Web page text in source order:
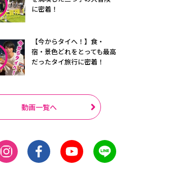
に密着！
【今からタイへ！】食・
宿・景色どれをとっても最高
だったタイ旅行に密着！
動画一覧へ